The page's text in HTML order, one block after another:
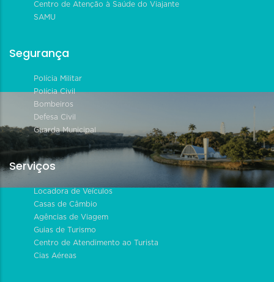
Centro de Atenção à Saúde do Viajante
SAMU
Segurança
Polícia Militar
Polícia Civil
Bombeiros
Defesa Civil
Guarda Municipal
Serviços
Locadora de Veículos
Casas de Câmbio
Agências de Viagem
Guias de Turismo
Centro de Atendimento ao Turista
Cias Aéreas